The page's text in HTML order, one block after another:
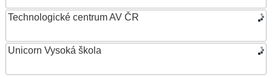
Technologické centrum AV ČR
Unicorn Vysoká škola